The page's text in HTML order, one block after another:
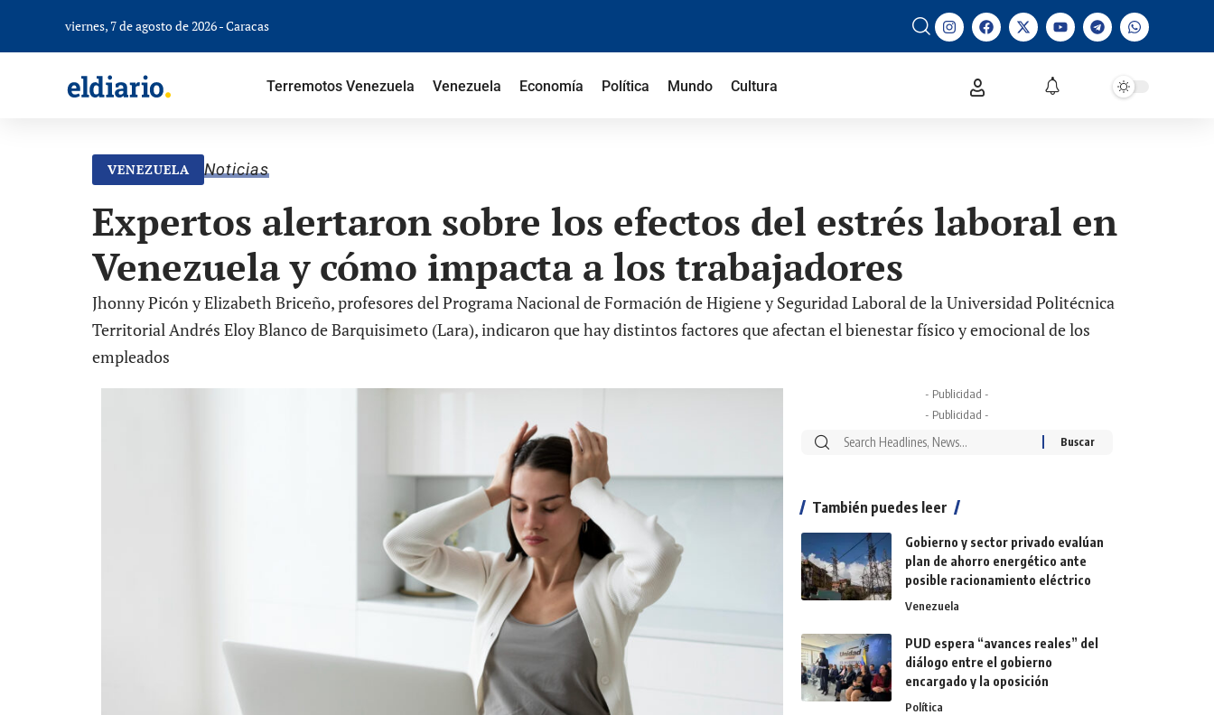
viernes, 7 de agosto de 2026 - Caracas
Terremotos Venezuela Venezuela Economía Política Mundo Cultura
VENEZUELA Noticias
Expertos alertaron sobre los efectos del estrés laboral en
Venezuela y cómo impacta a los trabajadores
Jhonny Picón y Elizabeth Briceño, profesores del Programa Nacional de Formación de Higiene y Seguridad Laboral de la Universidad Politécnica
Territorial Andrés Eloy Blanco de Barquisimeto (Lara), indicaron que hay distintos factores que afectan el bienestar físico y emocional de los
empleados
- Publicidad -
- Publicidad -
También puedes leer
Gobierno y sector privado evalúan
plan de ahorro energético ante
posible racionamiento eléctrico
Venezuela
PUD espera “avances reales” del
diálogo entre el gobierno
encargado y la oposición
Política